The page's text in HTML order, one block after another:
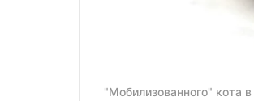
"Мобилизованного" кота